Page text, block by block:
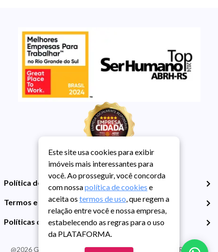
Política de Privacidade
Termos e Condições de Uso
Políticas de Cookies
@2026Guarida Imóvel. Todos os direitos reservados. CRECI RS -
Este site usa cookies para exibir
imóveis mais interessantes para
você. Ao prosseguir, você concorda
com nossapolítica de cookies e
aceita os termos de uso, que regem a
relação entre você e nossa empresa,
estabelecendo as regras para o uso
da PLATAFORMA.